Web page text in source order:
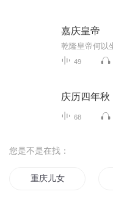
嘉庆皇帝
49
庆历四年秋
68
您是不是在找：
重庆儿女